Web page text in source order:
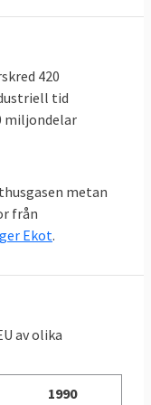
vilka
räknat
tredje plats
och
Förändring
- 9 %
420
tid
miljondelar
metan
från
Ekot.
av olika
1990